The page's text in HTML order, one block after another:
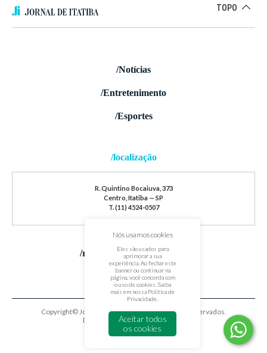
TOPO
/Notícias
/Entretenimento
/Esportes
/localização
R. Quintino Bocaiuva, 373
Centro, Itatiba — SP
T. (11) 4524-0507
/redes sociais
Copyright© Jornal de Itatiba. Todos os direitos reservados.
Desenvolvido poroxigenium.co
Nós usamos cookies
Eles são usados para
aprimorar a sua
experiência. Ao fechar este
banner ou continuar na
página, você concorda com
o uso de cookies. Saiba
mais em nossa Política de
Privacidade
Aceitar todos
os cookies